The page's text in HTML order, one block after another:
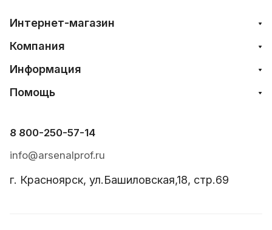
Интернет-магазин
Компания
Информация
Помощь
8 800-250-57-14
info@arsenalprof.ru
г. Красноярск, ул.Башиловская,18, стр.69